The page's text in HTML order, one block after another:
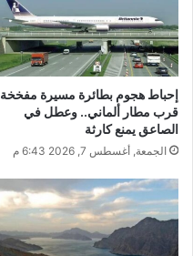
إحباط هجوم بطائرة مسيرة مفخخة
قرب مطار ألماني.. وعطل في
الصاعق يمنع كارثة
الجمعة, أغسطس 7, 2026 6:43 م